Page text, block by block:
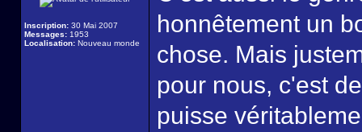
Inscription: 30 Mai 2007
Messages: 1953
Localisation: Nouveau monde
honnêtement un
chose. Mais
pour nous, c'est
puisse